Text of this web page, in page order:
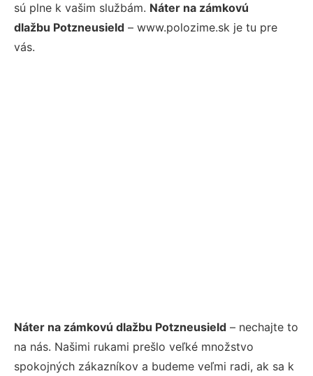
sú plne k vašim službám. Náter na zámkovú
dlažbu Potzneusield – www.polozime.sk je tu pre
vás.
Náter na zámkovú dlažbu Potzneusield – nechajte to
na nás. Našimi rukami prešlo veľké množstvo
spokojných zákazníkov a budeme veľmi radi, ak sa k